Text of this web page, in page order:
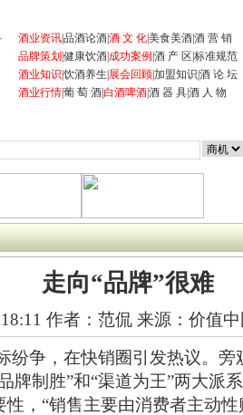
酒业资讯品酒论酒酒 文 化美食美酒酒 营 销
品牌策划 健康饮酒 成功案例 酒 产 区 标准规范
酒业知识 饮酒养生 展会回顾加盟知识 酒 论 坛
酒业行情葡 萄 酒白酒啤酒酒 器 具酒 人 物
走向“品牌”很难
作者：范侃 来源：价值
纷争，在快销圈引发热议。旁
牌制胜”和“渠道为王”两大派
，“销售主要由消费者主动